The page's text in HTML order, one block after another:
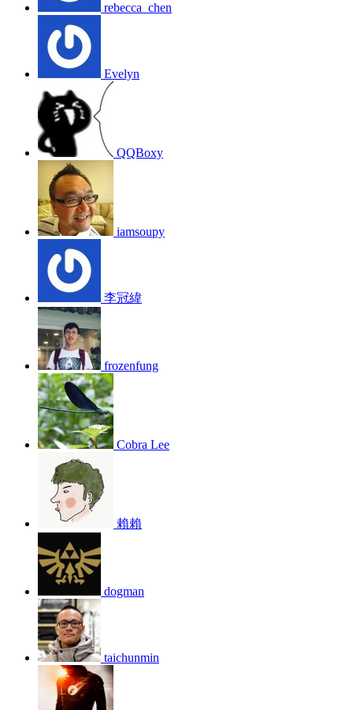
rebecca_chen
Evelyn
QQBoxy
iamsoupy
李冠緯
frozenfung
Cobra Lee
賴賴
dogman
taichunmin